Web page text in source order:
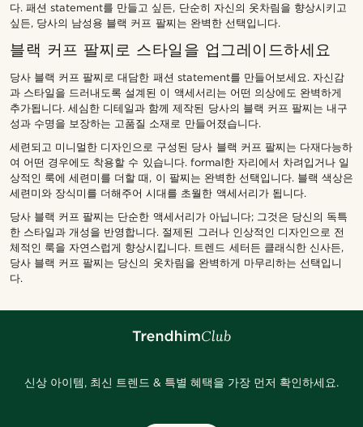
다. 패션 statement를 만들고 싶든, 단순히 자신의 옷차림을 향상시키고
싶든, 당사의 남성용 블랙 커프 팔찌는 완벽한 선택입니다.
블랙 커프 팔찌로 스타일을 업그레이드하세요
당사 블랙 커프 팔찌로 대담한 패션 statement를 만들어보세요. 자신감
과 스타일을 드러내도록 설계된 이 액세서리는 어떤 의상에도 완벽하게
추가됩니다. 세심한 디테일과 함께 제작된 당사의 블랙 커프 팔찌는 내구
성과 수명을 보장하는 고품질 소재로 만들어졌습니다.
세련되고 미니멀한 디자인으로 구성된 당사 블랙 커프 팔찌는 다재다능하
여 어떤 경우에도 착용할 수 있습니다. formal한 자리에서 차려입거나 일
상적인 룩에 세련미를 더할 때, 이 팔찌는 완벽한 선택입니다. 블랙 색상은
세련미와 장식미를 더해주어 시대를 초월한 액세서리가 됩니다.
당사 블랙 커프 팔찌는 단순한 액세서리가 아닙니다; 그것은 당신의 독특
한 스타일과 개성을 반영합니다. 절제된 그러나 인상적인 디자인으로 전
체적인 룩을 자연스럽게 향상시킵니다. 트렌드 세터든 클래식한 신사든,
당사 블랙 커프 팔찌는 당신의 옷차림을 완벽하게 마무리하는 선택입니
다.
신상 아이템, 최신 트렌드 & 특별 혜택을 가장 먼저 확인하세요.